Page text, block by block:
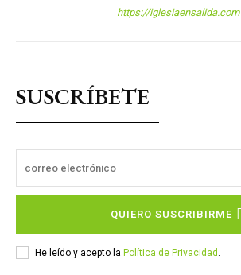
https://iglesiaensalida.com
SUSCRÍBETE
QUIERO SUSCRIBIRME
He leído y acepto la Política de Privacidad